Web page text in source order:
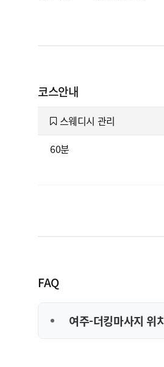
코스안내
스웨디시 관리
60분
FAQ
여주-더킹마사지 위